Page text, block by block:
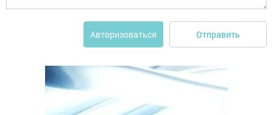
Авторизоваться Отправить